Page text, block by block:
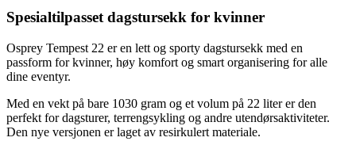
Spesialtilpasset dagstursekk for kvinner
Osprey Tempest 22 er en lett og sporty dagstursekk med en
passform for kvinner, høy komfort og smart organisering for alle
dine eventyr.
Med en vekt på bare 1030 gram og et volum på 22 liter er den
perfekt for dagsturer, terrengsykling og andre utendørsaktiviteter.
Den nye versjonen er laget av resirkulert materiale.